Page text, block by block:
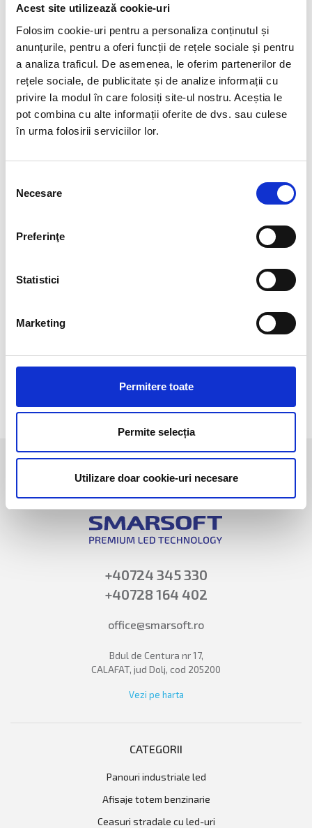
Acest site utilizează cookie-uri
Folosim cookie-uri pentru a personaliza conținutul și
anunțurile, pentru a oferi funcții de rețele sociale și pentru
a analiza traficul. De asemenea, le oferim partenerilor de
rețele sociale, de publicitate și de analize informații cu
privire la modul în care folosiți site-ul nostru. Aceștia le
pot combina cu alte informații oferite de dvs. sau culese
în urma folosirii serviciilor lor.
consimțământului
Necesare
Preferinţe
Statistici
Marketing
Permitere toate
Permite selecția
Utilizare doar cookie-uri necesare
keyboard_arrow_left keyboard_arrow_right
+40724 345 330
+40728 164 402
office@smarsoft.ro
Bdul de Centura nr 17,
CALAFAT, jud Dolj, cod 205200
Vezi pe harta
CATEGORII
panouri industriale led
afisaje totem benzinarie
ceasuri stradale cu led-uri